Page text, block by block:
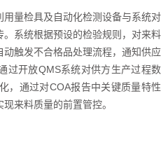
量检具及自动化检测设备与系统对
系统根据预设的检验规则，对来料
触发不合格品处理流程，通知供应
过开放QMS系统对供方生产过程数
，通过对COA报告中关键质量特性
来料质量的前置管控。